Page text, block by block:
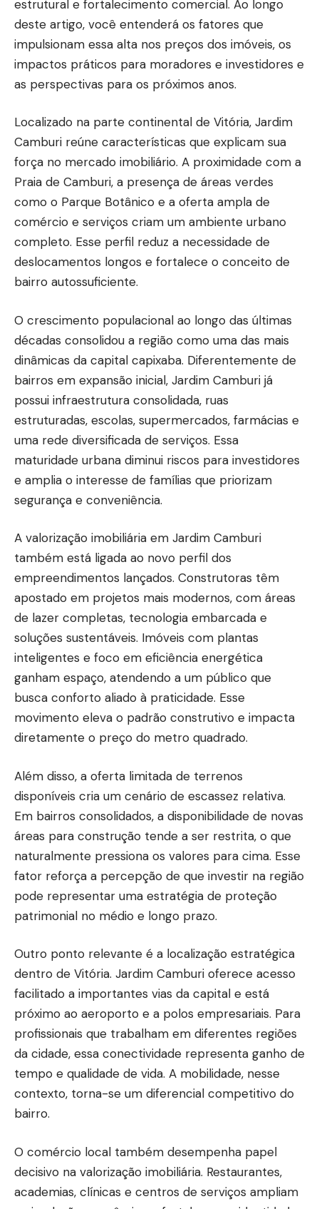
estrutural e fortalecimento comercial. Ao longo
deste artigo, você entenderá os fatores que
impulsionam essa alta nos preços dos imóveis, os
impactos práticos para moradores e investidores e
as perspectivas para os próximos anos.
Localizado na parte continental de Vitória, Jardim
Camburi reúne características que explicam sua
força no mercado imobiliário. A proximidade com a
Praia de Camburi, a presença de áreas verdes
como o Parque Botânico e a oferta ampla de
comércio e serviços criam um ambiente urbano
completo. Esse perfil reduz a necessidade de
deslocamentos longos e fortalece o conceito de
bairro autossuficiente.
O crescimento populacional ao longo das últimas
décadas consolidou a região como uma das mais
dinâmicas da capital capixaba. Diferentemente de
bairros em expansão inicial, Jardim Camburi já
possui infraestrutura consolidada, ruas
estruturadas, escolas, supermercados, farmácias e
uma rede diversificada de serviços. Essa
maturidade urbana diminui riscos para investidores
e amplia o interesse de famílias que priorizam
segurança e conveniência.
A valorização imobiliária em Jardim Camburi
também está ligada ao novo perfil dos
empreendimentos lançados. Construtoras têm
apostado em projetos mais modernos, com áreas
de lazer completas, tecnologia embarcada e
soluções sustentáveis. Imóveis com plantas
inteligentes e foco em eficiência energética
ganham espaço, atendendo a um público que
busca conforto aliado à praticidade. Esse
movimento eleva o padrão construtivo e impacta
diretamente o preço do metro quadrado.
Além disso, a oferta limitada de terrenos
disponíveis cria um cenário de escassez relativa.
Em bairros consolidados, a disponibilidade de novas
áreas para construção tende a ser restrita, o que
naturalmente pressiona os valores para cima. Esse
fator reforça a percepção de que investir na região
pode representar uma estratégia de proteção
patrimonial no médio e longo prazo.
Outro ponto relevante é a localização estratégica
dentro de Vitória. Jardim Camburi oferece acesso
facilitado a importantes vias da capital e está
próximo ao aeroporto e a polos empresariais. Para
profissionais que trabalham em diferentes regiões
da cidade, essa conectividade representa ganho de
tempo e qualidade de vida. A mobilidade, nesse
contexto, torna-se um diferencial competitivo do
bairro.
O comércio local também desempenha papel
decisivo na valorização imobiliária. Restaurantes,
academias, clínicas e centros de serviços ampliam